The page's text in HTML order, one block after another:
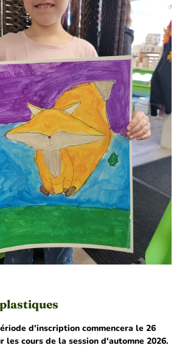
d'inscription commencera le 26
les cours de la session d'automne 2026.